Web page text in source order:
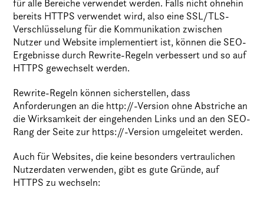
für alle Bereiche verwendet werden. Falls nicht ohnehin
bereits HTTPS verwendet wird, also eine SSL/TLS-
Verschlüsselung für die Kommunikation zwischen
Nutzer und Website implementiert ist, können die SEO-
Ergebnisse durch Rewrite-Regeln verbessert und so auf
HTTPS gewechselt werden.
Rewrite-Regeln können sicherstellen, dass
Anforderungen an die http://-Version ohne Abstriche an
die Wirksamkeit der eingehenden Links und an den SEO-
Rang der Seite zur https://-Version umgeleitet werden.
Auch für Websites, die keine besonders vertraulichen
Nutzerdaten verwenden, gibt es gute Gründe, auf
HTTPS zu wechseln: